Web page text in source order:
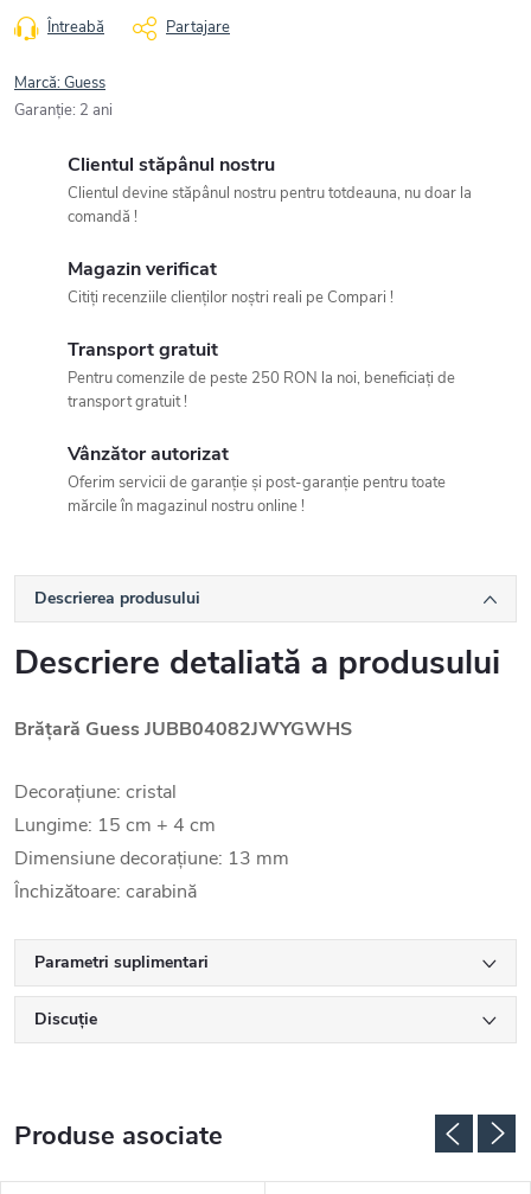
Întreabă Partajare
Marcă:Guess
Garanţie: 2 ani
Clientul stăpânul nostru
Clientul devine stăpânul nostru pentru totdeauna, nu doar la
comandă !
Magazin verificat
Citiți recenziile clienților noștri reali pe Compari !
Transport gratuit
Pentru comenzile de peste 250 RON la noi, beneficiați de
transport gratuit !
Vânzător autorizat
Oferim servicii de garanție și post-garanție pentru toate
mărcile în magazinul nostru online !
Descrierea produsului
Descriere detaliată a produsului
Brățară Guess JUBB04082JWYGWHS
Decorațiune: cristal
Lungime: 15 cm + 4 cm
Dimensiune decorațiune: 13 mm
Închizătoare: carabină
Parametri suplimentari
Discuţie
Produse asociate